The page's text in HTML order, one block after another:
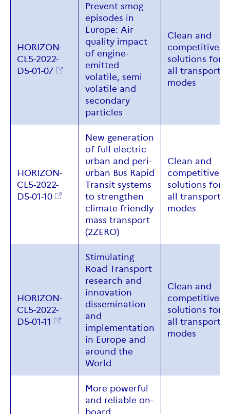
HORIZON-
CL5-2022-
D5-01-07
Prevent smog
episodes in
Europe: Air
quality impact
of engine-
emitted
volatile, semi
volatile and
secondary
particles
Clean and
competitive
solutions for
all
transport
modes
HORIZON-
CL5-2022-
D5-01-10
New generation
of full electric
urban and peri-
urban Bus Rapid
Transit systems
to strengthen
climate-friendly
mass transport
(2ZERO)
Clean and
competitive
solutions for
all
transport
modes
HORIZON-
CL5-2022-
D5-01-11
Stimulating
Road Transport
research and
innovation
dissemination
and
implementation
in Europe and
around the
World
Clean and
competitive
solutions for
all
transport
modes
More powerful
and reliable on-